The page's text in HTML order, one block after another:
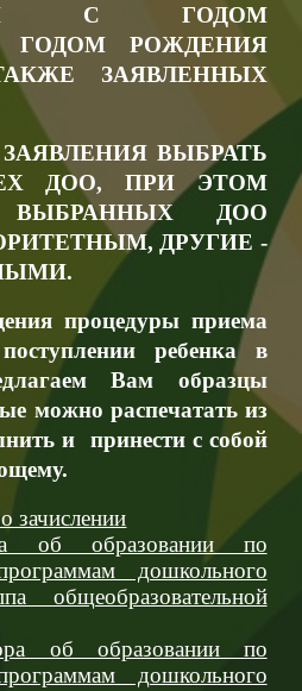
С ГОДОМ
ГОДОМ РОЖДЕНИЯ
ЗАЯВЛЕННЫХ
ВЫБРАТЬ
ДОО, ПРИ ЭТОМ
ДОО
ДРУГИЕ -
процедуры приема
ребенка в
Вам образцы
можно распечатать из
и принести с собой
зачислении
об образовании по
дошкольного
общеобразовательной
об образовании по
дошкольного